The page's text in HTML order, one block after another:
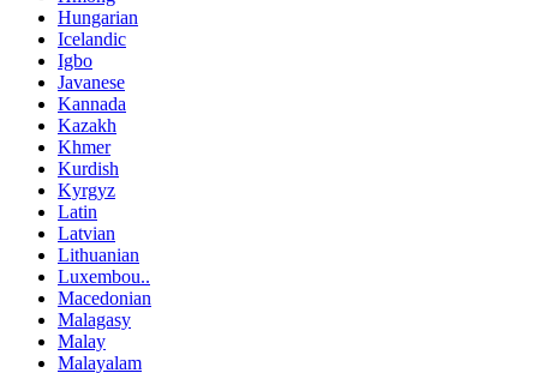
Hungarian
Icelandic
Igbo
Javanese
Kannada
Kazakh
Khmer
Kurdish
Kyrgyz
Latin
Latvian
Lithuanian
Luxembou..
Macedonian
Malagasy
Malay
Malayalam